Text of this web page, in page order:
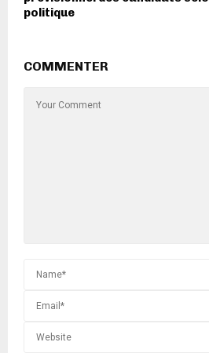
politique
COMMENTER